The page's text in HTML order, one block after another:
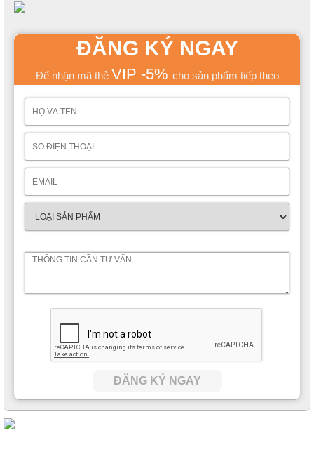
ĐĂNG KÝ NGAY
Để nhận mã thẻ VIP -5% cho sản phẩm tiếp theo
ĐĂNG KÝ NGAY